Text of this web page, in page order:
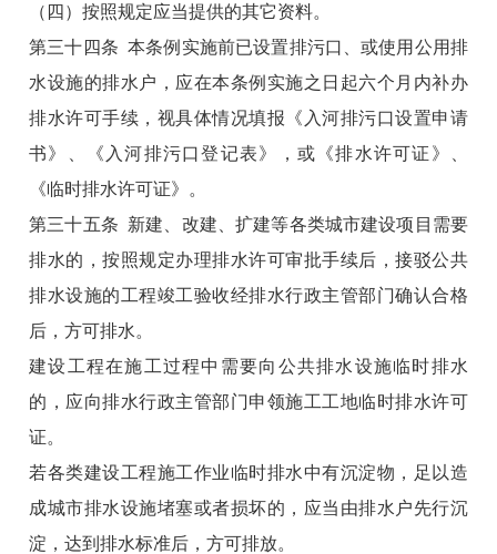
（四）按照规定应当提供的其它资料。
第三十四条 本条例实施前已设置排污口、或使用公用排
水设施的排水户，应在本条例实施之日起六个月内补办
排水许可手续，视具体情况填报《入河排污口设置申请
书》、《入河排污口登记表》，或《排水许可证》、
《临时排水许可证》。
第三十五条 新建、改建、扩建等各类城市建设项目需要
排水的，按照规定办理排水许可审批手续后，接驳公共
排水设施的工程竣工验收经排水行政主管部门确认合格
后，方可排水。
建设工程在施工过程中需要向公共排水设施临时排水
的，应向排水行政主管部门申领施工工地临时排水许可
证。
若各类建设工程施工作业临时排水中有沉淀物，足以造
成城市排水设施堵塞或者损坏的，应当由排水户先行沉
淀，达到排水标准后，方可排放。